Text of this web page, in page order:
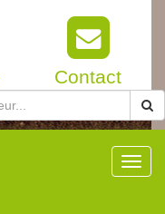
Contact